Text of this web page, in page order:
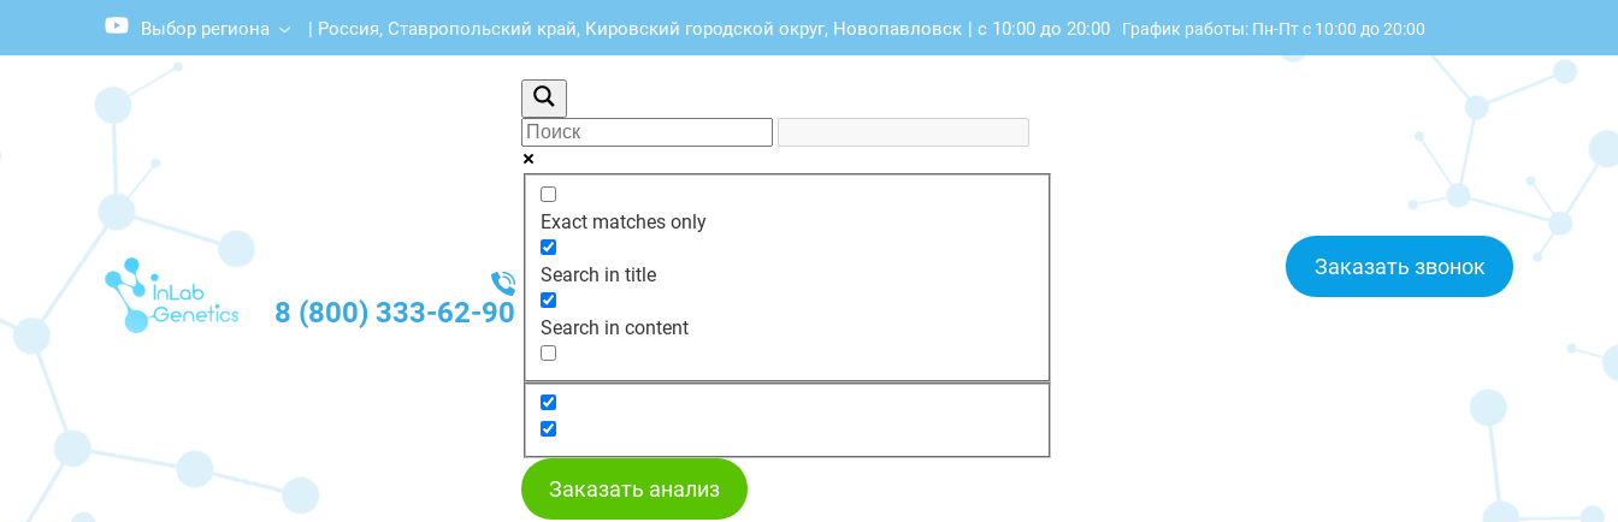
Выбор региона | Россия, Ставропольский край, Кировский городской округ, Новопавловск | с 10:00 до 20:00 График работы: Пн-Пт с 10:00 до 20:00
8 (800) 333-62-90
Exact matches only
Search in title
Search in content
Заказать звонок
Заказать анализ